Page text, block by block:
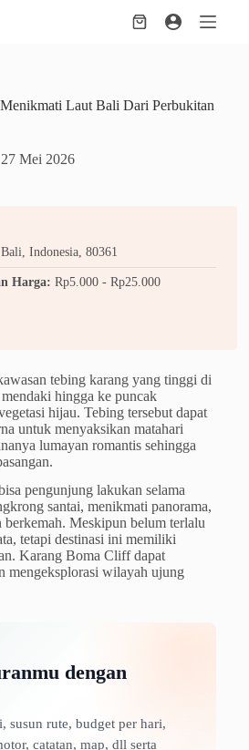
Shopping
Laut Bali Dari Perbukitan
27 Mei 2026
Indonesia, 80361
Harga: Rp5.000 - Rp25.000
tebing karang yang tinggi di
hingga ke puncak
hijau. Tebing tersebut dapat
untuk menyaksikan matahari
lumayan romantis sehingga
pengunjung lakukan selama
santai, menikmati panorama,
Meskipun belum terlalu
tetapi destinasi ini memiliki
Karang Boma Cliff dapat
mengeksplorasi wilayah ujung
dengan
susun rute, budget per hari,
catatan, map, dll serta